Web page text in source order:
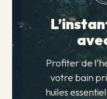
Profiter de
votre bain
huiles